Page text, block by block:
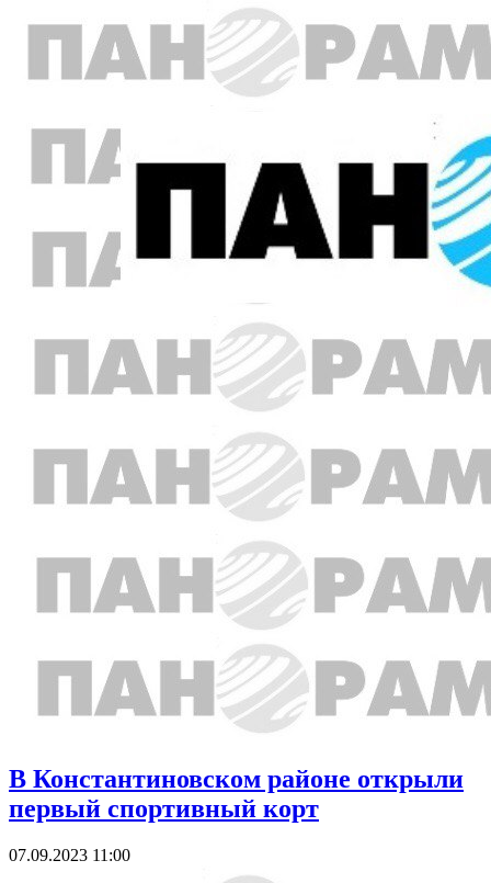
В Константиновском районе открыли
первый спортивный корт
07.09.2023 11:00